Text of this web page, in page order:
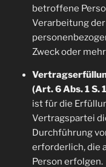
betroffene
Verarbeitung
Zweck oder
(Art. 6 Abs. 1 S.
ist für die
Vertragspartei
Durchführung
erforderlich, die
Person erfolgen.